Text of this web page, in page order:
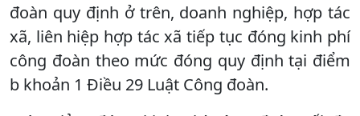
đoàn quy định ở trên, doanh nghiệp, hợp tác
xã, liên hiệp hợp tác xã tiếp tục đóng kinh phí
công đoàn theo mức đóng quy định tại điểm
b khoản 1 Điều 29 Luật Công đoàn.